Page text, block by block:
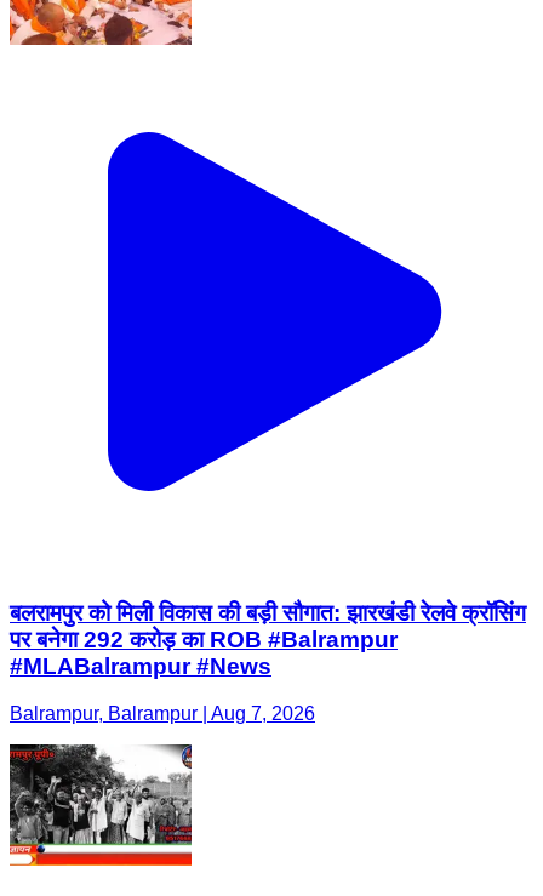
बलरामपुर को मिली विकास की बड़ी सौगात: झारखंडी रेलवे क्रॉसिंग
पर बनेगा 292 करोड़ का ROB #Balrampur
#MLABalrampur #News
Balrampur, Balrampur | Aug 7, 2026